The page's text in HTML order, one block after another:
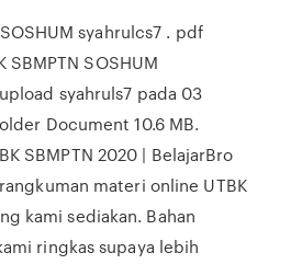
syahrulcs7 . pdf
SBMPTN SOSHUM
syahruls7 pada 03
Document 10.6 MB.
SBMPTN 2020 | BelajarBro
materi online UTBK
kami sediakan. Bahan
ringkas supaya lebih